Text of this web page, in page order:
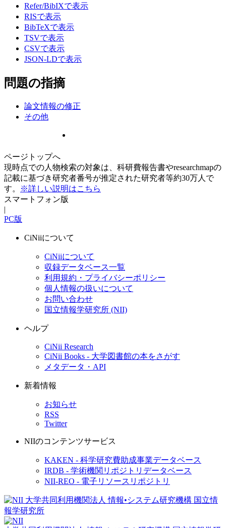
Refer/BibIXで表示
RISで表示
BibTeXで表示
TSVで表示
CSVで表示
JSON-LDで表示
問題の指摘
論文情報の修正
その他
ページトップへ
現時点での人物検索の対象は、科研費報告書やresearchmapの
記載に基づき研究者番号が推定された研究者等約30万人で
す。
※詳しい説明はこちら
スマートフォン版
|
PC版
CiNiiについて
CiNiiについて
収録データベース一覧
利用規約・プライバシーポリシー
個人情報の扱いについて
お問い合わせ
国立情報学研究所 (NII)
ヘルプ
CiNii Research
CiNii Books - 大学図書館の本をさがす
メタデータ・API
新着情報
お知らせ
RSS
Twitter
NIIのコンテンツサービス
KAKEN - 科学研究費助成事業データベース
IRDB - 学術機関リポジトリデータベース
NII-REO - 電子リソースリポジトリ